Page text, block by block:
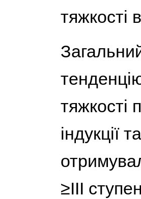
тяжкості
тяжкості
індукції
≥III